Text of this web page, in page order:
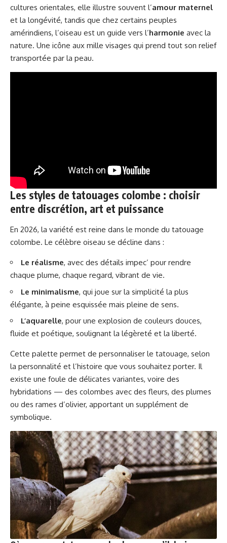
cultures orientales, elle illustre souvent l’amour maternel
et la longévité, tandis que chez certains peuples
amérindiens, l’oiseau est un guide vers l’harmonie avec la
nature. Une icône aux mille visages qui prend tout son relief
transportée par la peau.
Les styles de tatouages colombe : choisir
entre discrétion, art et puissance
En 2026, la variété est reine dans le monde du tatouage
colombe. Le célèbre oiseau se décline dans :
Le réalisme, avec des détails impec’ pour rendre
chaque plume, chaque regard, vibrant de vie.
Le minimalisme, qui joue sur la simplicité la plus
élégante, à peine esquissée mais pleine de sens.
L’aquarelle, pour une explosion de couleurs douces,
fluide et poétique, soulignant la légèreté et la liberté.
Cette palette permet de personnaliser le tatouage, selon
la personnalité et l’histoire que vous souhaitez porter. Il
existe une foule de délicates variantes, voire des
hybridations — des colombes avec des fleurs, des plumes
ou des rames d’olivier, apportant un supplément de
symbolique.